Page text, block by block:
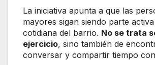
La iniciativa apunta a que las
mayores sigan siendo parte
cotidiana del barrio. No se trata
ejercicio, sino también de
conversar y compartir tiempo